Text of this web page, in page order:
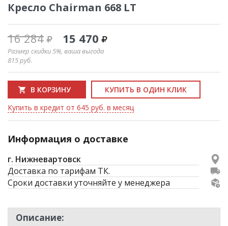
Кресло Chairman 668 LT
16 284 15 470
Размер скидки 5%, ваша выгода
815руб.
В КОРЗИНУ
КУПИТЬ В ОДИН КЛИК
Купить в кредит от 645 руб. в месяц
Информация о доставке
г. Нижневартовск
Доставка по тарифам ТК.
Сроки доставки уточняйте у менеджера
Описание: